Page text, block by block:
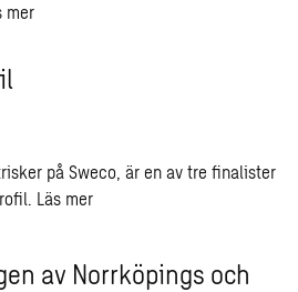
mer
på Sweco, är en av tre finalister
Läs mer
av Norrköpings och